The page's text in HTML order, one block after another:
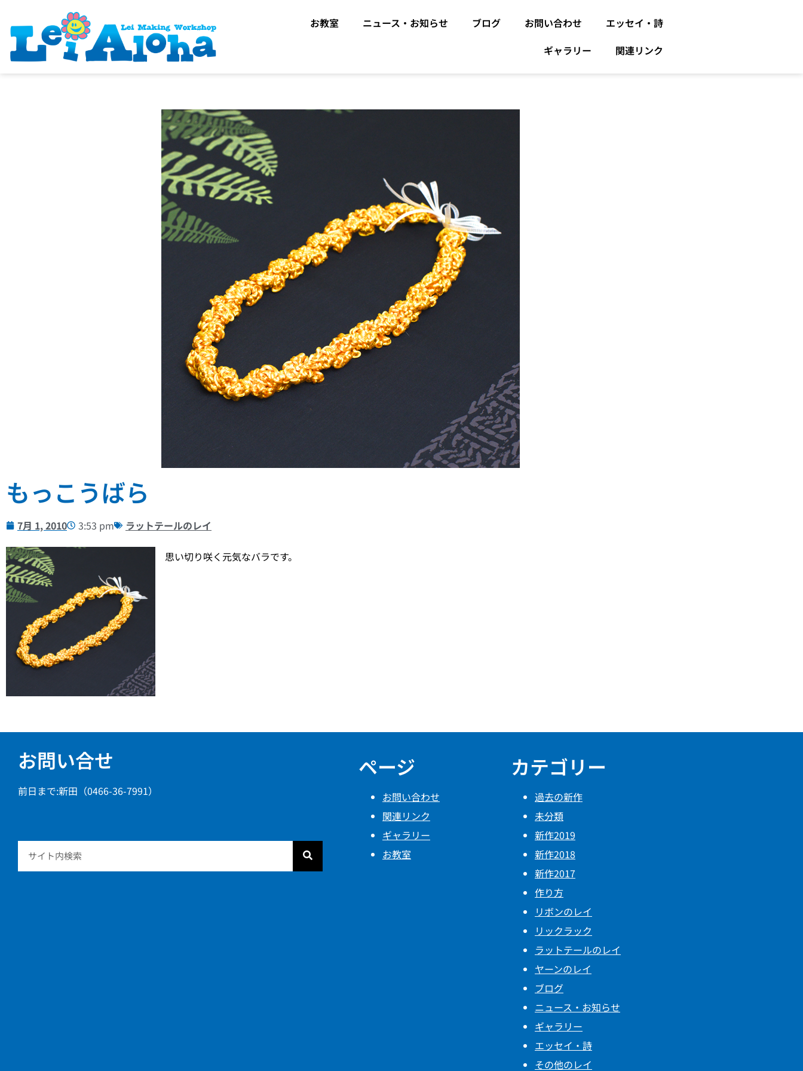
お教室 ニュース・お知らせ ブログ お問い合わせ
エッセイ・詩
ギャラリー
関連リンク
もっこうばら
7月 1, 2010 3:53 pm ラットテールのレイ
思い切り咲く元気なバラです。
お問い合せ
前日まで:新田（0466-36-7991）
ページ
お問い合わせ
関連リンク
ギャラリー
お教室
カテゴリー
過去の新作
未分類
新作2019
新作2018
新作2017
作り方
リボンのレイ
リックラック
ラットテールのレイ
ヤーンのレイ
ブログ
ニュース・お知らせ
ギャラリー
エッセイ・詩
その他のレイ